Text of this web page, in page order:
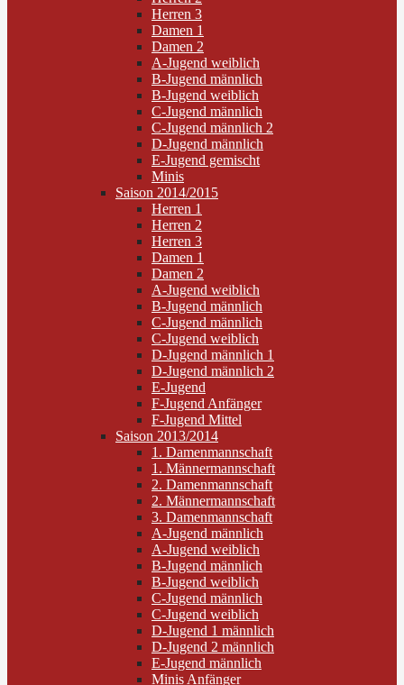
Herren 3
Damen 1
Damen 2
A-Jugend weiblich
B-Jugend männlich
B-Jugend weiblich
C-Jugend männlich
C-Jugend männlich 2
D-Jugend männlich
E-Jugend gemischt
Minis
Saison 2014/2015
Herren 1
Herren 2
Herren 3
Damen 1
Damen 2
A-Jugend weiblich
B-Jugend männlich
C-Jugend männlich
C-Jugend weiblich
D-Jugend männlich 1
D-Jugend männlich 2
E-Jugend
F-Jugend Anfänger
F-Jugend Mittel
Saison 2013/2014
1. Damenmannschaft
1. Männermannschaft
2. Damenmannschaft
2. Männermannschaft
3. Damenmannschaft
A-Jugend männlich
A-Jugend weiblich
B-Jugend männlich
B-Jugend weiblich
C-Jugend männlich
C-Jugend weiblich
D-Jugend 1 männlich
D-Jugend 2 männlich
E-Jugend männlich
Minis Anfänger